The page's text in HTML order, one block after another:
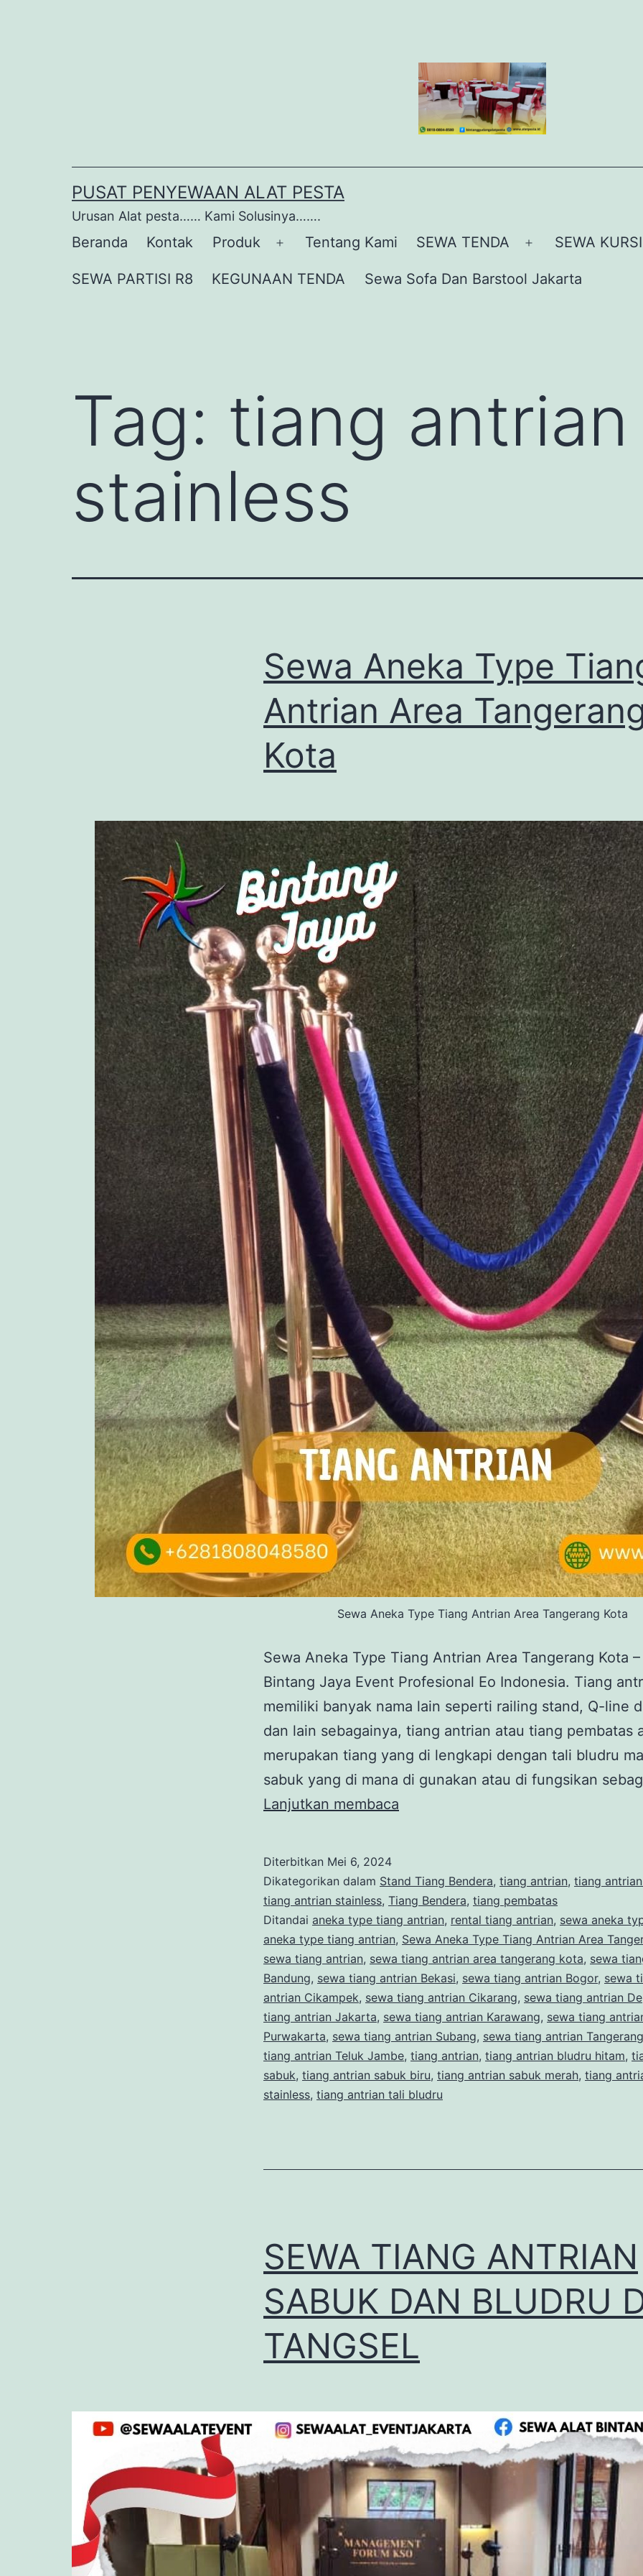
PUSAT PENYEWAAN ALAT PESTA
Urusan Alat pesta…… Kami Solusinya…….
Beranda Kontak Produk
Buka
menu
Tentang Kami SEWA TENDA
Buka
menu
SEWA KURSI
SEWA PARTISI R8 KEGUNAAN TENDA Sewa Sofa Dan Barstool Jakarta
Tag: tiang antrian
stainless
Sewa Aneka Type
Antrian Area
Kota
Sewa Aneka Type Tiang Antrian Area Tangerang Kota
Sewa Aneka Type Tiang Antrian Area Tangerang Kota
Bintang Jaya Event Profesional Eo Indonesia. Tiang
memiliki banyak nama lain seperti railing stand, Q-line
dan lain sebagainya, tiang antrian atau tiang pembatas
merupakan tiang yang di lengkapi dengan tali bludru
sabuk yang di mana di gunakan atau di fungsikan
Lanjutkan membaca
Tiang
Antrian
Area
Tangerang
Kota
Diterbitkan Mei 6, 2024
Dikategorikan dalam Stand Tiang Bendera, tiang antrian, tiang
tiang antrian stainless, Tiang Bendera, tiang pembatas
Ditandai aneka type tiang antrian, rental tiang antrian, sewa aneka
aneka type tiang antrian, Sewa Aneka Type Tiang Antrian Area
sewa tiang antrian, sewa tiang antrian area tangerang kota, sewa
Bandung, sewa tiang antrian Bekasi, sewa tiang antrian Bogor, sewa
antrian Cikampek, sewa tiang antrian Cikarang, sewa tiang antrian
tiang antrian Jakarta, sewa tiang antrian Karawang, sewa tiang
Purwakarta, sewa tiang antrian Subang, sewa tiang antrian Tangerang
tiang antrian Teluk Jambe, tiang antrian, tiang antrian bludru hitam,
sabuk, tiang antrian sabuk biru, tiang antrian sabuk merah, tiang
stainless, tiang antrian tali bludru
SEWA TIANG ANTRIAN
SABUK DAN BLUDRU
TANGSEL